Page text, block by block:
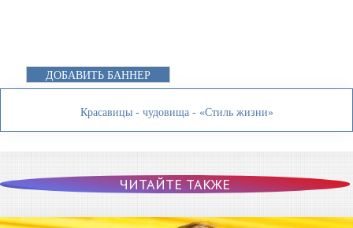
ДОБАВИТЬ БАННЕР
Красавицы - чудовища - «Стиль жизни»
ЧИТАЙТЕ ТАКЖЕ